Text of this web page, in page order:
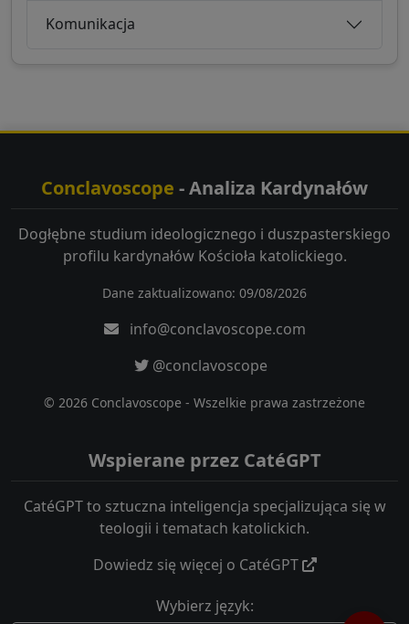
Komunikacja
Conclavoscope - Analiza Kardynałów
Dogłębne studium ideologicznego i duszpasterskiego
profilu kardynałów Kościoła katolickiego.
Dane zaktualizowano: 09/08/2026
info@conclavoscope.com
@conclavoscope
© 2026 Conclavoscope - Wszelkie prawa zastrzeżone
Wspierane przez CatéGPT
CatéGPT to sztuczna inteligencja specjalizująca się w
teologii i tematach katolickich.
Dowiedz się więcej o CatéGPT
Wybierz język: